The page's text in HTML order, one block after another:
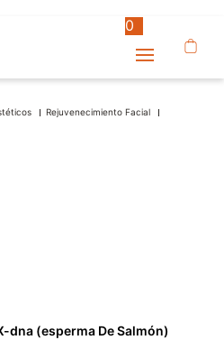
0
Rejuvenecimiento Facial
dna (esperma De Salmón)